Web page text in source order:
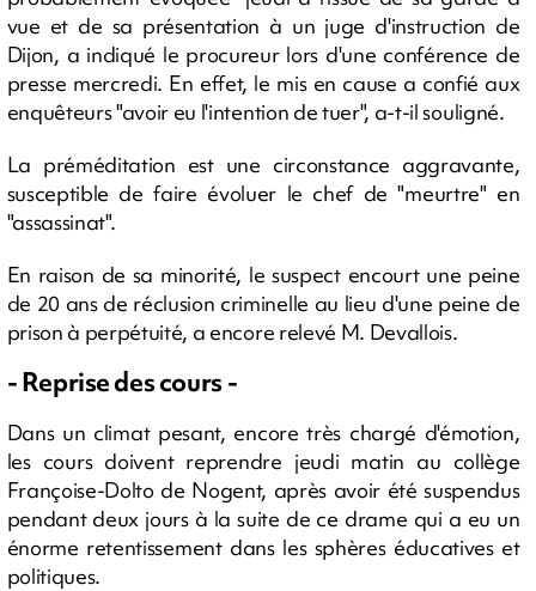
vue et de sa présentation à un juge d'instruction de
Dijon, a indiqué le procureur lors d'une conférence de
presse mercredi. En effet, le mis en cause a confié aux
enquêteurs "avoir eu l'intention de tuer", a-t-il souligné.
La préméditation est une circonstance aggravante,
susceptible de faire évoluer le chef de "meurtre" en
"assassinat".
En raison de sa minorité, le suspect encourt une peine
de 20 ans de réclusion criminelle au lieu d'une peine de
prison à perpétuité, a encore relevé M. Devallois.
- Reprise des cours -
Dans un climat pesant, encore très chargé d'émotion,
les cours doivent reprendre jeudi matin au collège
Françoise-Dolto de Nogent, après avoir été suspendus
pendant deux jours à la suite de ce drame qui a eu un
énorme retentissement dans les sphères éducatives et
politiques.